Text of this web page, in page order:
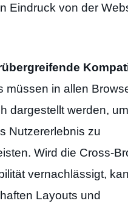
Eindruck von der
müssen in allen
dargestellt werden,
Nutzererlebnis zu
Wird die Cross-
vernachlässigt,
Layouts und